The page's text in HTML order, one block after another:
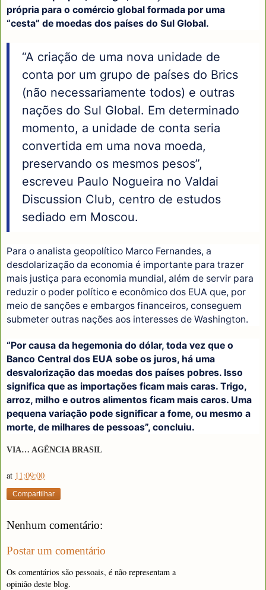
própria para o comércio global formada por uma
“cesta” de moedas dos países do Sul Global.
“A criação de uma nova unidade de
conta por um grupo de países do Brics
(não necessariamente todos) e outras
nações do Sul Global. Em determinado
momento, a unidade de conta seria
convertida em uma nova moeda,
preservando os mesmos pesos”,
escreveu Paulo Nogueira no Valdai
Discussion Club, centro de estudos
sediado em Moscou.
Para o analista geopolítico Marco Fernandes, a
desdolarização da economia é importante para trazer
mais justiça para economia mundial, além de servir para
reduzir o poder político e econômico dos EUA que, por
meio de sanções e embargos financeiros, conseguem
submeter outras nações aos interesses de Washington.
“Por causa da hegemonia do dólar, toda vez que o
Banco Central dos EUA sobe os juros, há uma
desvalorização das moedas dos países pobres. Isso
significa que as importações ficam mais caras. Trigo,
arroz, milho e outros alimentos ficam mais caros. Uma
pequena variação pode significar a fome, ou mesmo a
morte, de milhares de pessoas”, concluiu.
VIA… AGÊNCIA BRASIL
at 11:09:00
Compartilhar
Nenhum comentário:
Postar um comentário
Os comentários são pessoais, é não representam a
opinião deste blog.